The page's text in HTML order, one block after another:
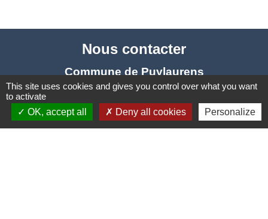
Nous contacter
Commune de Puylaurens
1 rue de la Mairie
81700 Puylaurens - FRANCE
+33 5 63 75 00 18
This site uses cookies and gives you control over what you want
to activate
OK, accept all
Deny all cookies Personalize